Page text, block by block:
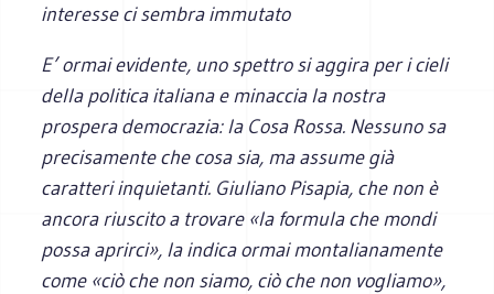
interesse ci sembra immutato
E’ ormai evidente, uno spettro si aggira per i cieli
della politica italiana e minaccia la nostra
prospera democrazia: la Cosa Rossa. Nessuno sa
precisamente che cosa sia, ma assume già
caratteri inquietanti. Giuliano Pisapia, che non è
ancora riuscito a trovare «la formula che mondi
possa aprirci», la indica ormai montalianamente
come «ciò che non siamo, ciò che non vogliamo»,